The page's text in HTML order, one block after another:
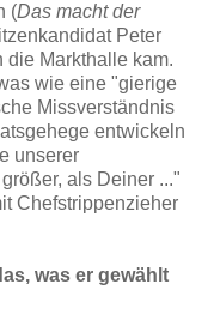
(Das macht der
Peter
die Markthalle kam.
wie eine "gierige
Missverständnis
entwickeln
unserer
als Deiner ..."
Chefstrippenzieher
was er gewählt